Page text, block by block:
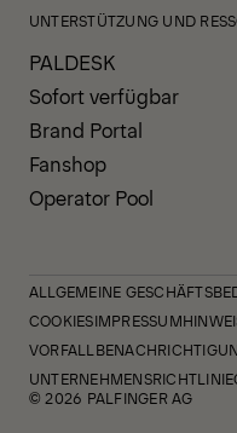
UNTERSTÜTZUNG UND
PALDESK
Sofort verfügbar
Brand Portal
Fanshop
Operator Pool
ALLGEMEINE
COOKIESIMPRESSUM
UNTERNEHMENSRICHTLINIE
© 2026 PALFINGER AG